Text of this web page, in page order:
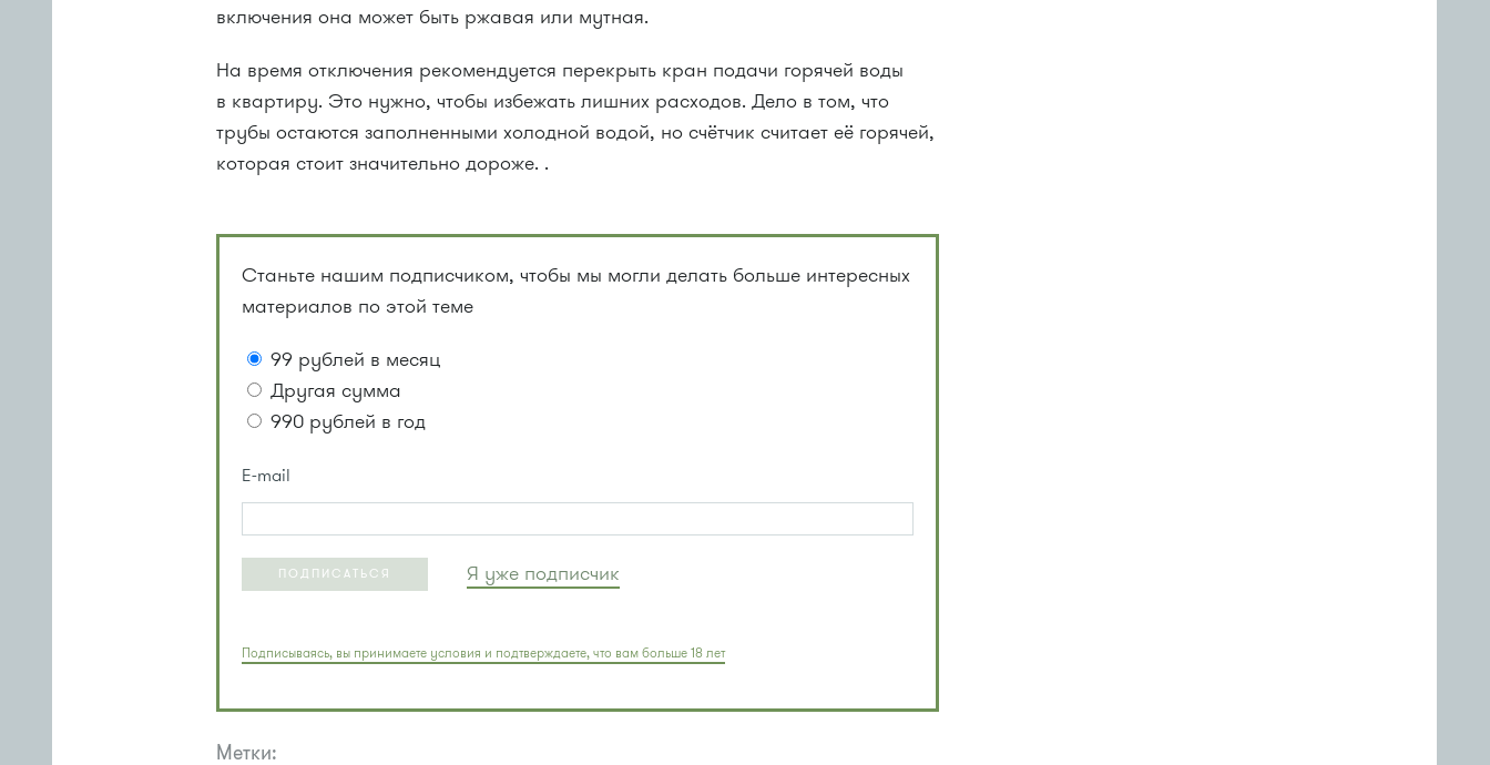
включения она может быть ржавая или мутная.
На время отключения рекомендуется перекрыть кран подачи горячей воды
в квартиру. Это нужно, чтобы избежать лишних расходов. Дело в том, что
трубы остаются заполненными холодной водой, но счётчик считает её горячей,
которая стоит значительно дороже. .
Станьте нашим подписчиком, чтобы мы могли делать больше интересных
материалов по этой теме
99 рублей в месяц
Другая сумма
990 рублей в год
E-mail
ПОДПИСАТЬСЯ Я уже подписчик
Подписываясь, вы принимаете условия и подтверждаете, что вам больше 18 лет
Метки: